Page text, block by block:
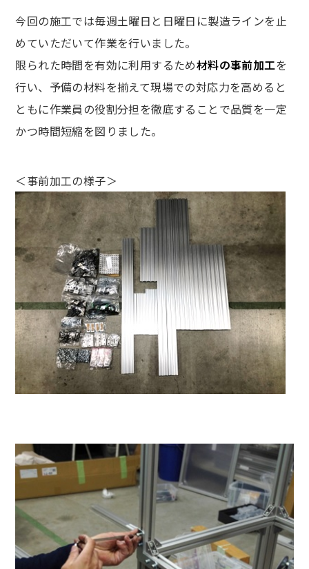
今回の施工では毎週土曜日と日曜日に製造ラインを止
めていただいて作業を行いました。
限られた時間を有効に利用するため材料の事前加工を
行い、予備の材料を揃えて現場での対応力を高めると
ともに作業員の役割分担を徹底することで品質を一定
かつ時間短縮を図りました。
＜事前加工の様子＞